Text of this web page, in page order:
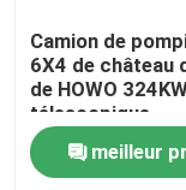
Camion de
6X4 de château
de HOWO
télescopique
hydraulique de 32
mètresmeilleur